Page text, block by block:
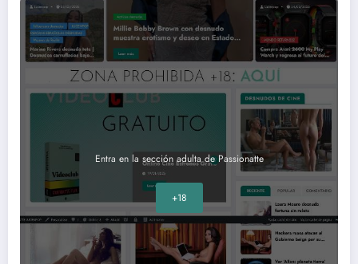
Entra en la sección adulta de Passionatte
+18